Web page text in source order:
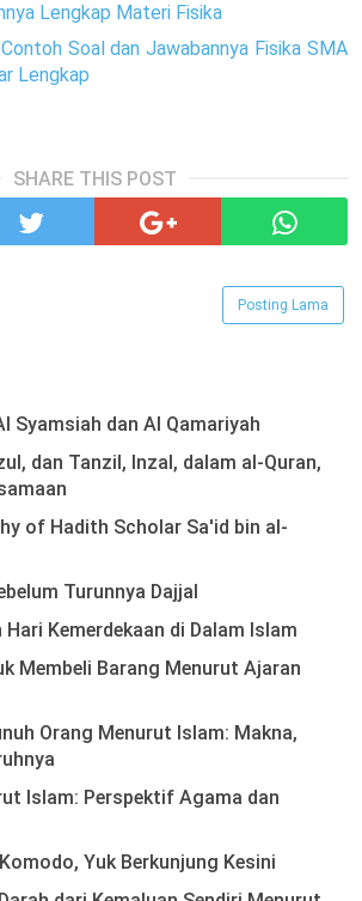
Lengkap Materi Fisika
Soal dan Jawabannya Fisika SMA
Lengkap
SHARE THIS POST
Posting Lama
Syamsiah dan Al Qamariyah
dan Tanzil, Inzal, dalam al-Quran,
of Hadith Scholar Sa'id bin al-
Turunnya Dajjal
Hari Kemerdekaan di Dalam Islam
Membeli Barang Menurut Ajaran
Orang Menurut Islam: Makna,
Islam: Perspektif Agama dan
Yuk Berkunjung Kesini